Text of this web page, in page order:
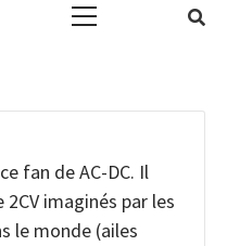
2CV
DÉTAILLÉES DE
PHOTOS, AIDE
MOTEUR,
ET VIDÉOS, FORUM,
fan de AC-DC. Il
imaginés par les
le monde (ailes